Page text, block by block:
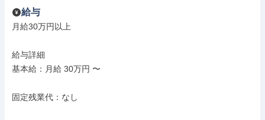
給与
月給30万円以上
給与詳細
基本給：月給 30万円 〜
固定残業代：なし